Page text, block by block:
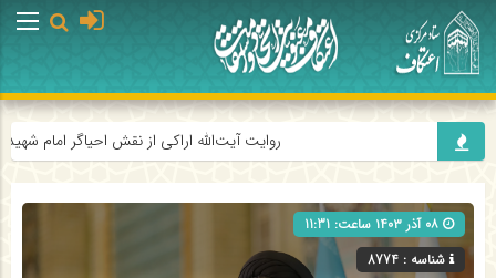
روایت آیت‌الله اراکی از نقش احیاگر امام
شناسه : 8774